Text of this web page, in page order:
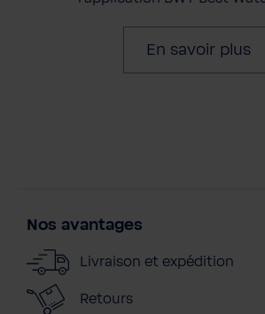
En savoir plus
Nos avantages
Livraison et expédition
Retours